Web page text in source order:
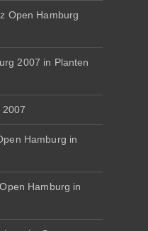
Open Hamburg
2007 in Planten
Hamburg in
Hamburg in